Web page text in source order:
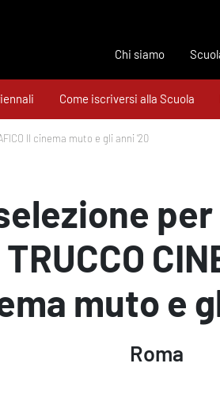
Chi siamo
Come iscriversi alla Scuola
Il cinema muto e gli anni ‘20
per
muto e
Roma